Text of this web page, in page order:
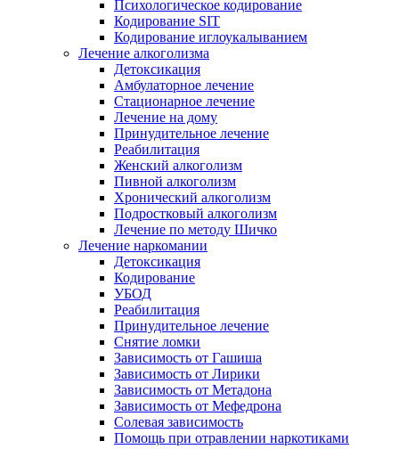
Психологическое кодирование
Кодирование SIT
Кодирование иглоукалыванием
Лечение алкоголизма
Детоксикация
Амбулаторное лечение
Стационарное лечение
Лечение на дому
Принудительное лечение
Реабилитация
Женский алкоголизм
Пивной алкоголизм
Хронический алкоголизм
Подростковый алкоголизм
Лечение по методу Шичко
Лечение наркомании
Детоксикация
Кодирование
УБОД
Реабилитация
Принудительное лечение
Снятие ломки
Зависимость от Гашиша
Зависимость от Лирики
Зависимость от Метадона
Зависимость от Мефедрона
Солевая зависимость
Помощь при отравлении наркотиками